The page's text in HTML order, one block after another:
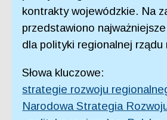
kontrakty wojewódzkie. Na
przedstawiono
dla polityki regionalnej rządu
Słowa kluczowe:
strategie rozwoju
Narodowa Strategia